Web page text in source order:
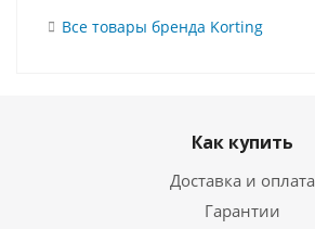
Все товары бренда Korting
Как купить
Доставка и оплата
Гарантии